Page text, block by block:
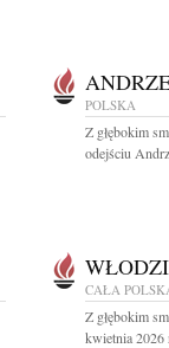
POLSKA
Z głębokim
odejściu
CAŁA
Z głębokim
kwietnia 2026